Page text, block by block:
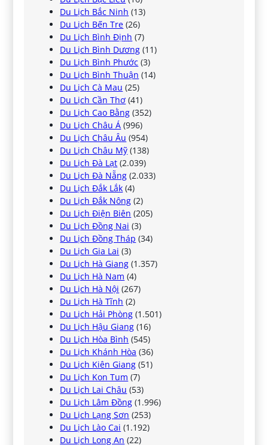
Du Lịch Bắc Ninh (13)
Du Lịch Bến Tre (26)
Du Lịch Bình Định (7)
Du Lịch Bình Dương (11)
Du Lịch Bình Phước (3)
Du Lịch Bình Thuận (14)
Du Lịch Cà Mau (25)
Du Lịch Cần Thơ (41)
Du Lịch Cao Bằng (352)
Du Lịch Châu Á (996)
Du Lịch Châu Âu (954)
Du Lịch Châu Mỹ (138)
Du Lịch Đà Lạt (2.039)
Du Lịch Đà Nẵng (2.033)
Du Lịch Đắk Lắk (4)
Du Lịch Đắk Nông (2)
Du Lịch Điện Biên (205)
Du Lịch Đồng Nai (3)
Du Lịch Đồng Tháp (34)
Du Lịch Gia Lai (3)
Du Lịch Hà Giang (1.357)
Du Lịch Hà Nam (4)
Du Lịch Hà Nội (267)
Du Lịch Hà Tĩnh (2)
Du Lịch Hải Phòng (1.501)
Du Lịch Hậu Giang (16)
Du Lịch Hòa Bình (545)
Du Lịch Khánh Hòa (36)
Du Lịch Kiên Giang (51)
Du Lịch Kon Tum (7)
Du Lịch Lai Châu (53)
Du Lịch Lâm Đồng (1.996)
Du Lịch Lạng Sơn (253)
Du Lịch Lào Cai (1.192)
Du Lịch Long An (22)